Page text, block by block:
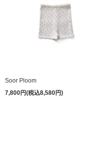
Soor Ploom
7,800円(税込8,580円)